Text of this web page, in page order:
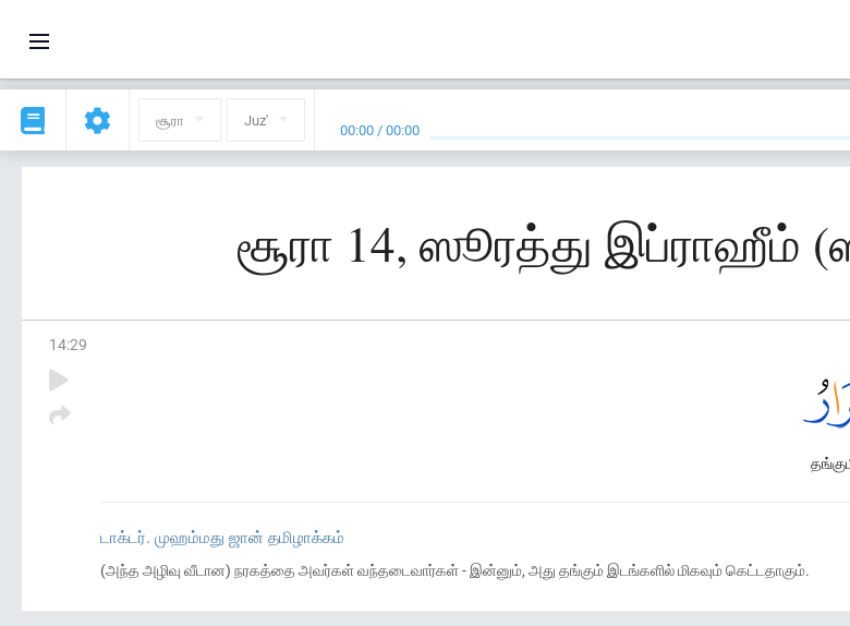
சூரா Juz' 00:00 /00:00
சூரா 14, ஸூரத்து இப்ராஹீம்
14:29
டாக்டர். முஹம்மது ஜான் தமிழாக்கம்
(அந்த அழிவு வீடான) நரகத்தை அவர்கள் வந்தடைவார்கள் - இன்னும், அது தங்கும் இடங்களில் மிகவும் கெட்டதாகும்.